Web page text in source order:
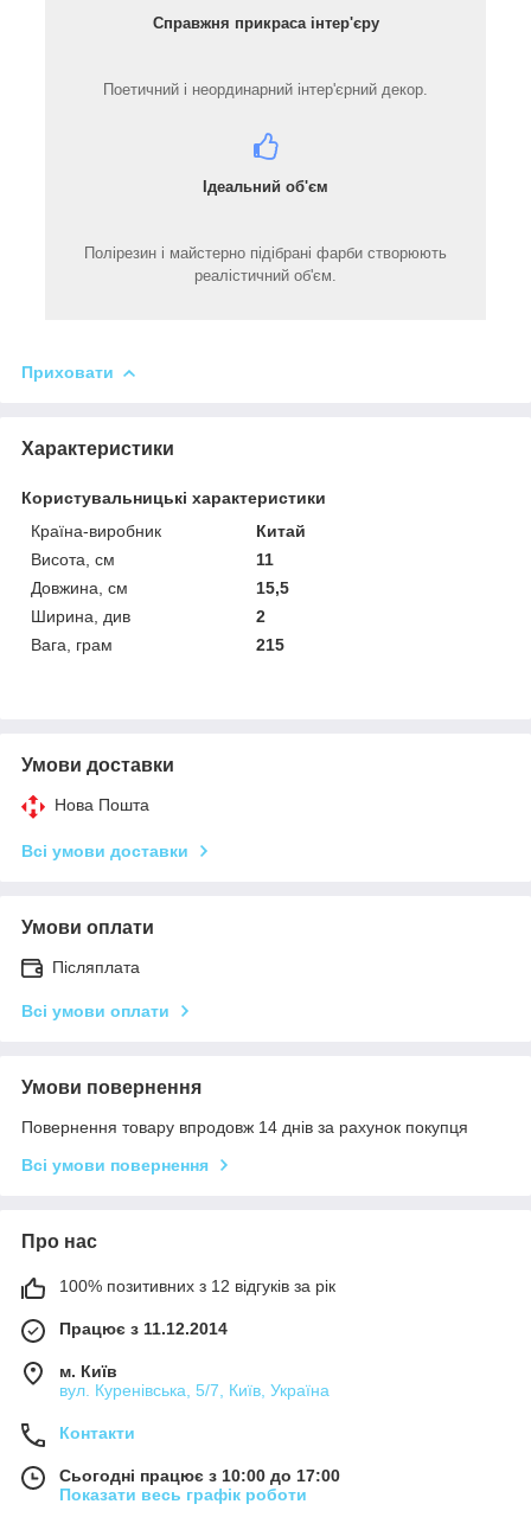
Справжня прикраса інтер'єру
Поетичний і неординарний інтер'єрний декор.
Ідеальний об'єм
Полірезин і майстерно підібрані фарби створюють
реалістичний об'єм.
Приховати
Характеристики
Користувальницькі характеристики
Країна-виробник
Китай
Висота, см
11
Довжина, см
15,5
Ширина, див
2
Вага, грам
215
Умови доставки
Нова Пошта
Всі умови доставки
Умови оплати
Післяплата
Всі умови оплати
Умови повернення
Повернення товару впродовж 14 днів за рахунок покупця
Всі умови повернення
Про нас
100% позитивних з 12 відгуків за рік
Працює з 11.12.2014
м. Київ
вул. Куренівська, 5/7, Київ, Україна
Контакти
Сьогодні працює з 10:00 до 17:00
Показати весь графік роботи